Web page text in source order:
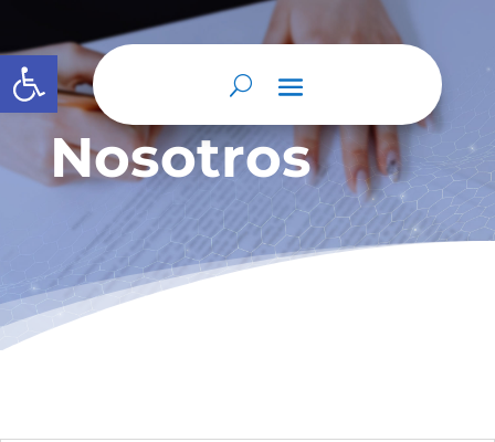
Abrir barra de herramientas
Nosotros